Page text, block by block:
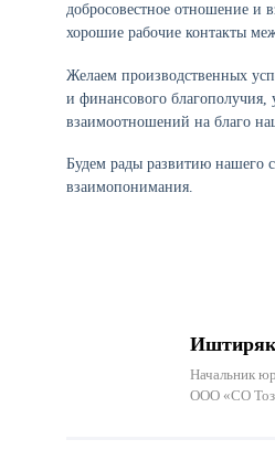
добросовестное отношение и
хорошие рабочие контакты
Желаем производственных
и финансового благополучия,
взаимоотношений на благо
Будем рады развитию нашего
взаимопонимания.
Начальник
ООО «СО